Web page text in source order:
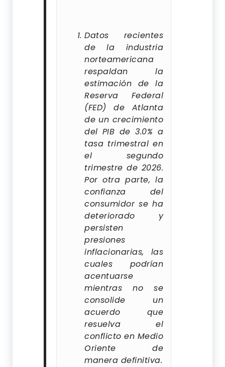
Datos recientes
de la industria
norteamericana
respaldan la
estimación de la
Reserva Federal
(FED) de Atlanta
de un crecimiento
del PIB de 3.0% a
tasa trimestral en
el segundo
trimestre de 2026.
Por otra parte, la
confianza del
consumidor se ha
deteriorado y
persisten
presiones
inflacionarias, las
cuales podrían
acentuarse
mientras no se
consolide un
acuerdo que
resuelva el
conflicto en Medio
Oriente de
manera definitiva.